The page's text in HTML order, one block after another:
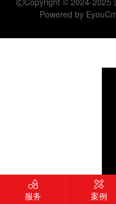
Powered by
服务 案例